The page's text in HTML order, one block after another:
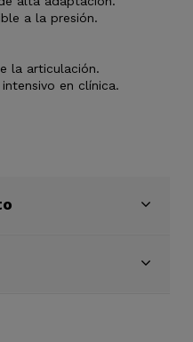
a la presión.
la articulación.
en clínica.